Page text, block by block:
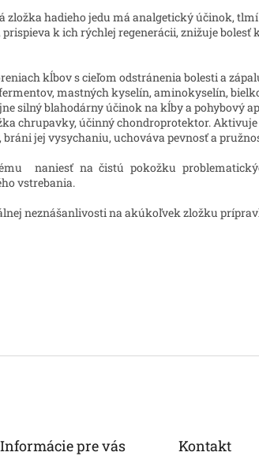
zložka hadieho jedu má analgetický účinok,
k ich rýchlej regenerácii, znižuje bolesť
kĺbov s cieľom odstránenia bolesti a
mastných kyselín, aminokyselín,
silný blahodárny účinok na kĺby a pohybový
chrupavky, účinný chondroprotektor. Aktivuje
jej vysychaniu, uchováva pevnosť a
naniesť na čistú pokožku
vstrebania.
neznášanlivosti na akúkoľvek zložku
Informácie pre vás Kontakt